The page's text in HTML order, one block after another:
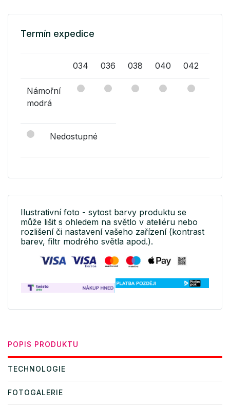
Termín expedice
034 036 038 040 042
Námořní
modrá
Nedostupné
Ilustrativní foto - sytost barvy produktu se
může lišit s ohledem na světlo v ateliéru nebo
rozlišení či nastavení vašeho zařízení (kontrast
barev, filtr modrého světla apod.).
POPIS PRODUKTU
TECHNOLOGIE
FOTOGALERIE